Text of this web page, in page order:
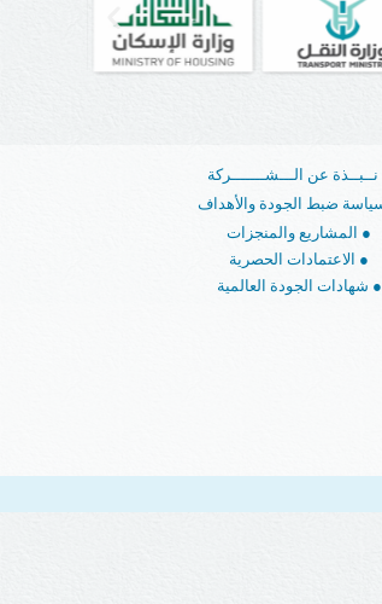
المشاريع والمنجزات ●
الاعتمادات الحصرية ●
شهادات الجودة العالمية ●